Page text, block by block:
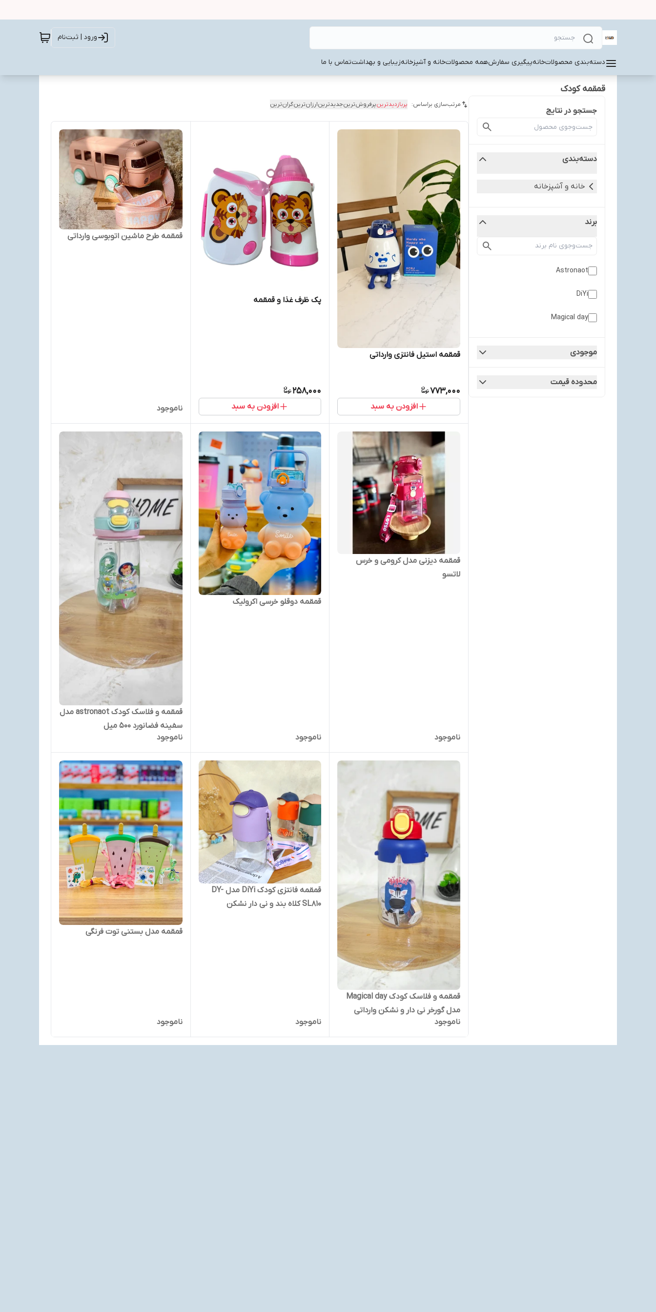
ورود | ثبت‌نام
دسته‌بندی محصولاتخانهپیگیری سفارشهمه محصولاتخانه و آشپزخانهزیبایی و بهداشتتماس با ما
قمقمه کودک
جستجو در نتایج
دسته‌بندی
خانه و آشپزخانه
برند
Astronaot
DiYi
Magical day
موجودی
محدوده قیمت
مرتب‌سازی براساس: پربازدیدترینپرفروش‌ترینجدیدترینارزان‌ترینگران‌ترین
قمقمه استیل فانتزی وارداتی
773,000
افزودن به سبد
پک ظرف غذا و قمقمه
258,000
افزودن به سبد
قمقمه طرح ماشین اتوبوسی وارداتی
ناموجود
قمقمه دیزنی مدل کرومی و خرس
لاتسو
ناموجود
قمقمه دوقلو خرسی اکرولیک
ناموجود
قمقمه و فلاسک کودک astronaot مدل
سفینه فضانورد ۵۰۰ میل
ناموجود
قمقمه و فلاسک کودک Magical day
مدل گورخر نی دار و نشکن وارداتی
ناموجود
قمقمه فانتزی کودک DiYi مدل DY-
SL810 کلاه بند و نی دار نشکن
ناموجود
قمقمه مدل بستنی توت فرنگی
ناموجود